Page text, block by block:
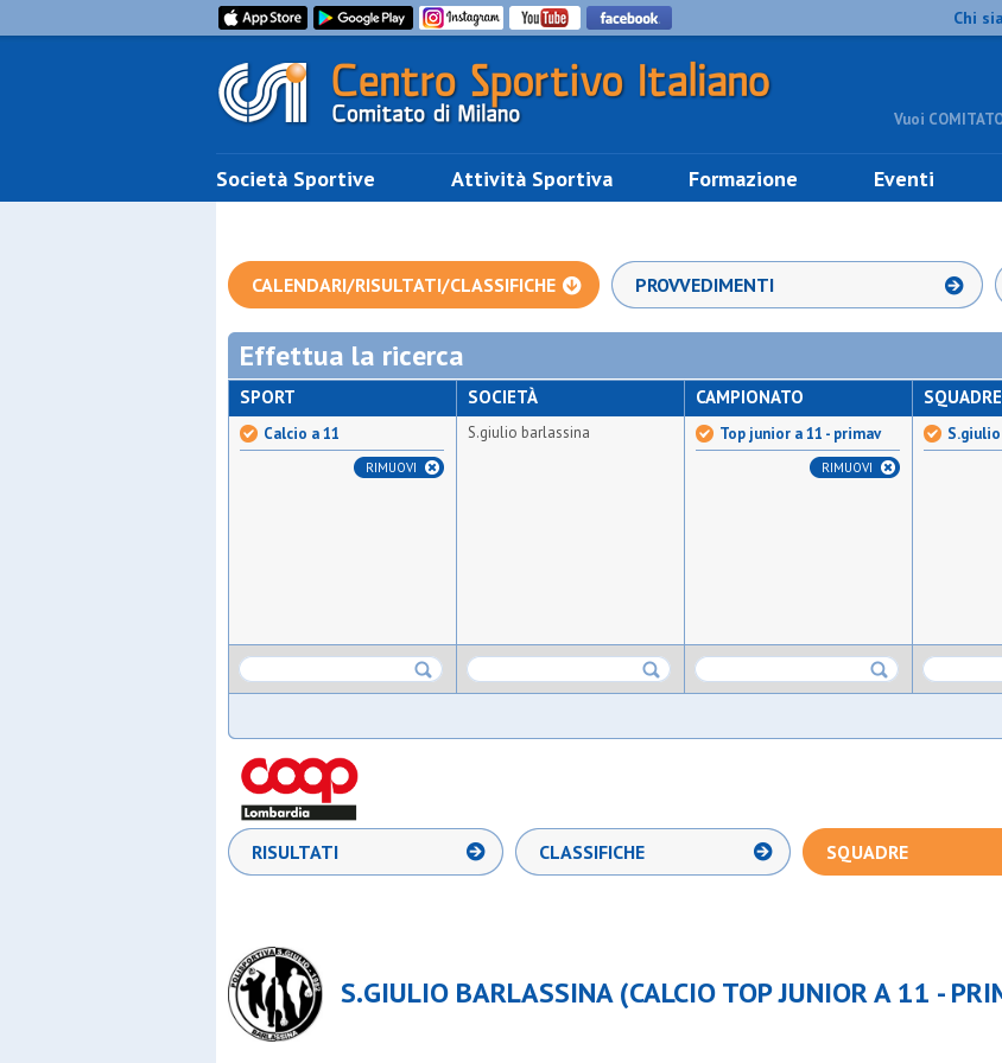
Chi
Vuoi
Società Sportive Attività Sportiva Formazione Eventi
CALENDARI/RISULTATI/CLASSIFICHE PROVVEDIMENTI
Effettua la ricerca
SPORT
Calcio a 11
RIMUOVI
SOCIETÀ
S.giulio barlassina
CAMPIONATO
Top junior a 11 - primav
RIMUOVI
SQUADRE
RISULTATI CLASSIFICHE SQUADRE
S.GIULIO BARLASSINA (CALCIO TOP JUNIOR A 11 -